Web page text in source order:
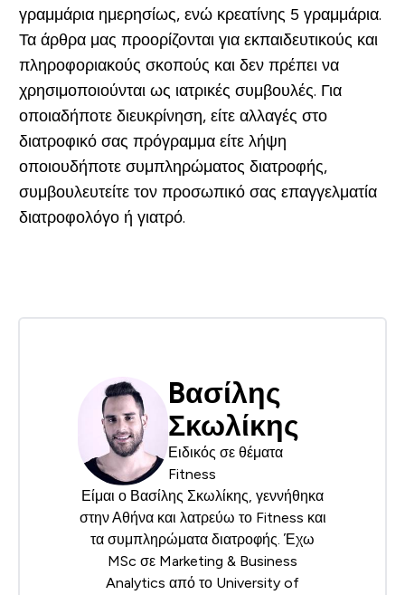
γραμμάρια ημερησίως, ενώ κρεατίνης 5 γραμμάρια.
Τα άρθρα μας προορίζονται για εκπαιδευτικούς και
πληροφοριακούς σκοπούς και δεν πρέπει να
χρησιμοποιούνται ως ιατρικές συμβουλές. Για
οποιαδήποτε διευκρίνηση, είτε αλλαγές στο
διατροφικό σας πρόγραμμα είτε λήψη
οποιουδήποτε συμπληρώματος διατροφής,
συμβουλευτείτε τον προσωπικό σας επαγγελματία
διατροφολόγο ή γιατρό.
Bασίλης
Σκωλίκης
Ειδικός σε θέματα
Fitness
Είμαι ο Βασίλης Σκωλίκης, γεννήθηκα
στην Αθήνα και λατρεύω το Fitness και
τα συμπληρώματα διατροφής. Έχω
MSc σε Marketing & Business
Analytics από το University of